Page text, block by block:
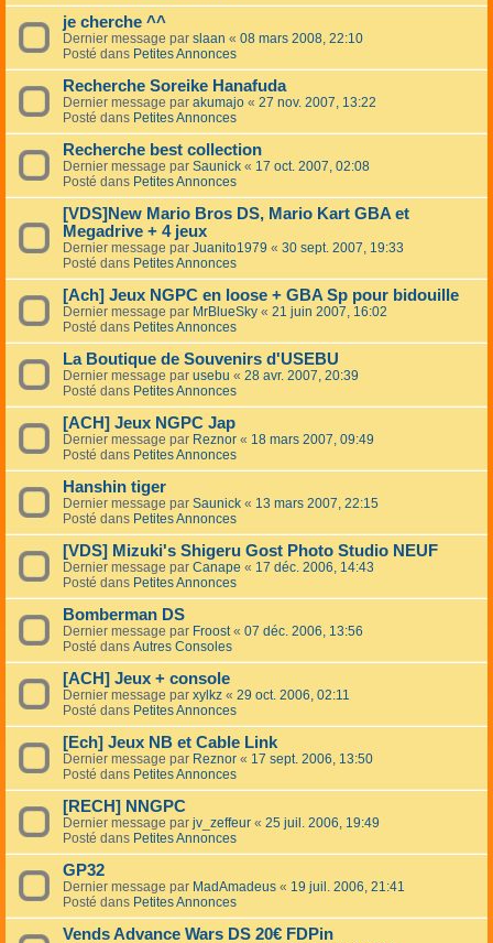
je cherche ^^
Dernier message par slaan « 08 mars 2008, 22:10
Posté dans Petites Annonces
Recherche Soreike Hanafuda
Dernier message par akumajo « 27 nov. 2007, 13:22
Posté dans Petites Annonces
Recherche best collection
Dernier message par Saunick « 17 oct. 2007, 02:08
Posté dans Petites Annonces
[VDS]New Mario Bros DS, Mario Kart GBA et
Megadrive + 4 jeux
Dernier message par Juanito1979 « 30 sept. 2007, 19:33
Posté dans Petites Annonces
[Ach] Jeux NGPC en loose + GBA Sp pour bidouille
Dernier message par MrBlueSky « 21 juin 2007, 16:02
Posté dans Petites Annonces
La Boutique de Souvenirs d'USEBU
Dernier message par usebu « 28 avr. 2007, 20:39
Posté dans Petites Annonces
[ACH] Jeux NGPC Jap
Dernier message par Reznor « 18 mars 2007, 09:49
Posté dans Petites Annonces
Hanshin tiger
Dernier message par Saunick « 13 mars 2007, 22:15
Posté dans Petites Annonces
[VDS] Mizuki's Shigeru Gost Photo Studio NEUF
Dernier message par Canape « 17 déc. 2006, 14:43
Posté dans Petites Annonces
Bomberman DS
Dernier message par Froost« 07 déc. 2006, 13:56
Posté dans Autres Consoles
[ACH] Jeux + console
Dernier message par xylkz « 29 oct. 2006, 02:11
Posté dans Petites Annonces
[Ech] Jeux NB et Cable Link
Dernier message par Reznor « 17 sept. 2006, 13:50
Posté dans Petites Annonces
[RECH] NNGPC
Dernier message par jv_zeffeur « 25 juil. 2006, 19:49
Posté dans Petites Annonces
GP32
Dernier message par MadAmadeus « 19 juil. 2006, 21:41
Posté dans Petites Annonces
Vends Advance Wars DS 20€ FDPin